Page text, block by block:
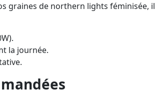
graines de northern lights féminisée, il
la journée.